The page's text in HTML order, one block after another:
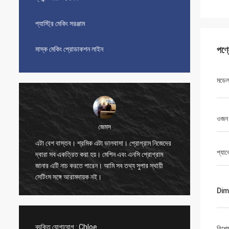
প্যাস্ট্রি মেকিং সরঞ্জাম
মাস্ক মেকিং প্রোডাকশন লাইন
জেমস
এটা বেশ বাস্তব। শ্রমিক এটা ভালবাসা। প্রোগ্রাম নিজেদের
দ্বারা সব একত্রিত করা হয়। মেশিন এবং এনসি প্রোগ্রাম
জানার এটি নাচ করতে পারেন। আমি সব তথ্য সুপার স্থায়ী
সেটিংস সঙ্গে আরামদায়ক নই।
ব্যক্তি যোগাযোগ : Chloe
মডেল
ওজন